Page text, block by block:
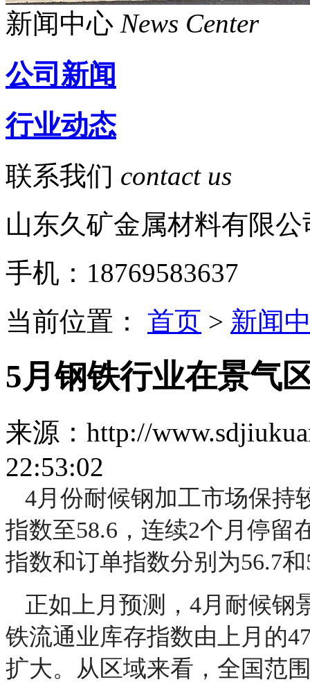
新闻中心 News Center
公司新闻
行业动态
联系我们 contact us
山东久矿金属材料有限公
手机：18769583637
当前位置：
首页 > 新闻
5月钢铁行业在景气
来源：http://
22:53:02
4月份耐候钢加工市场保持
指数至58.6，连续2个月停留
指数和订单指数分别为56.7
正如上月预测，4月耐候钢
铁流通业库存指数由上月的
扩大。从区域来看，全国范